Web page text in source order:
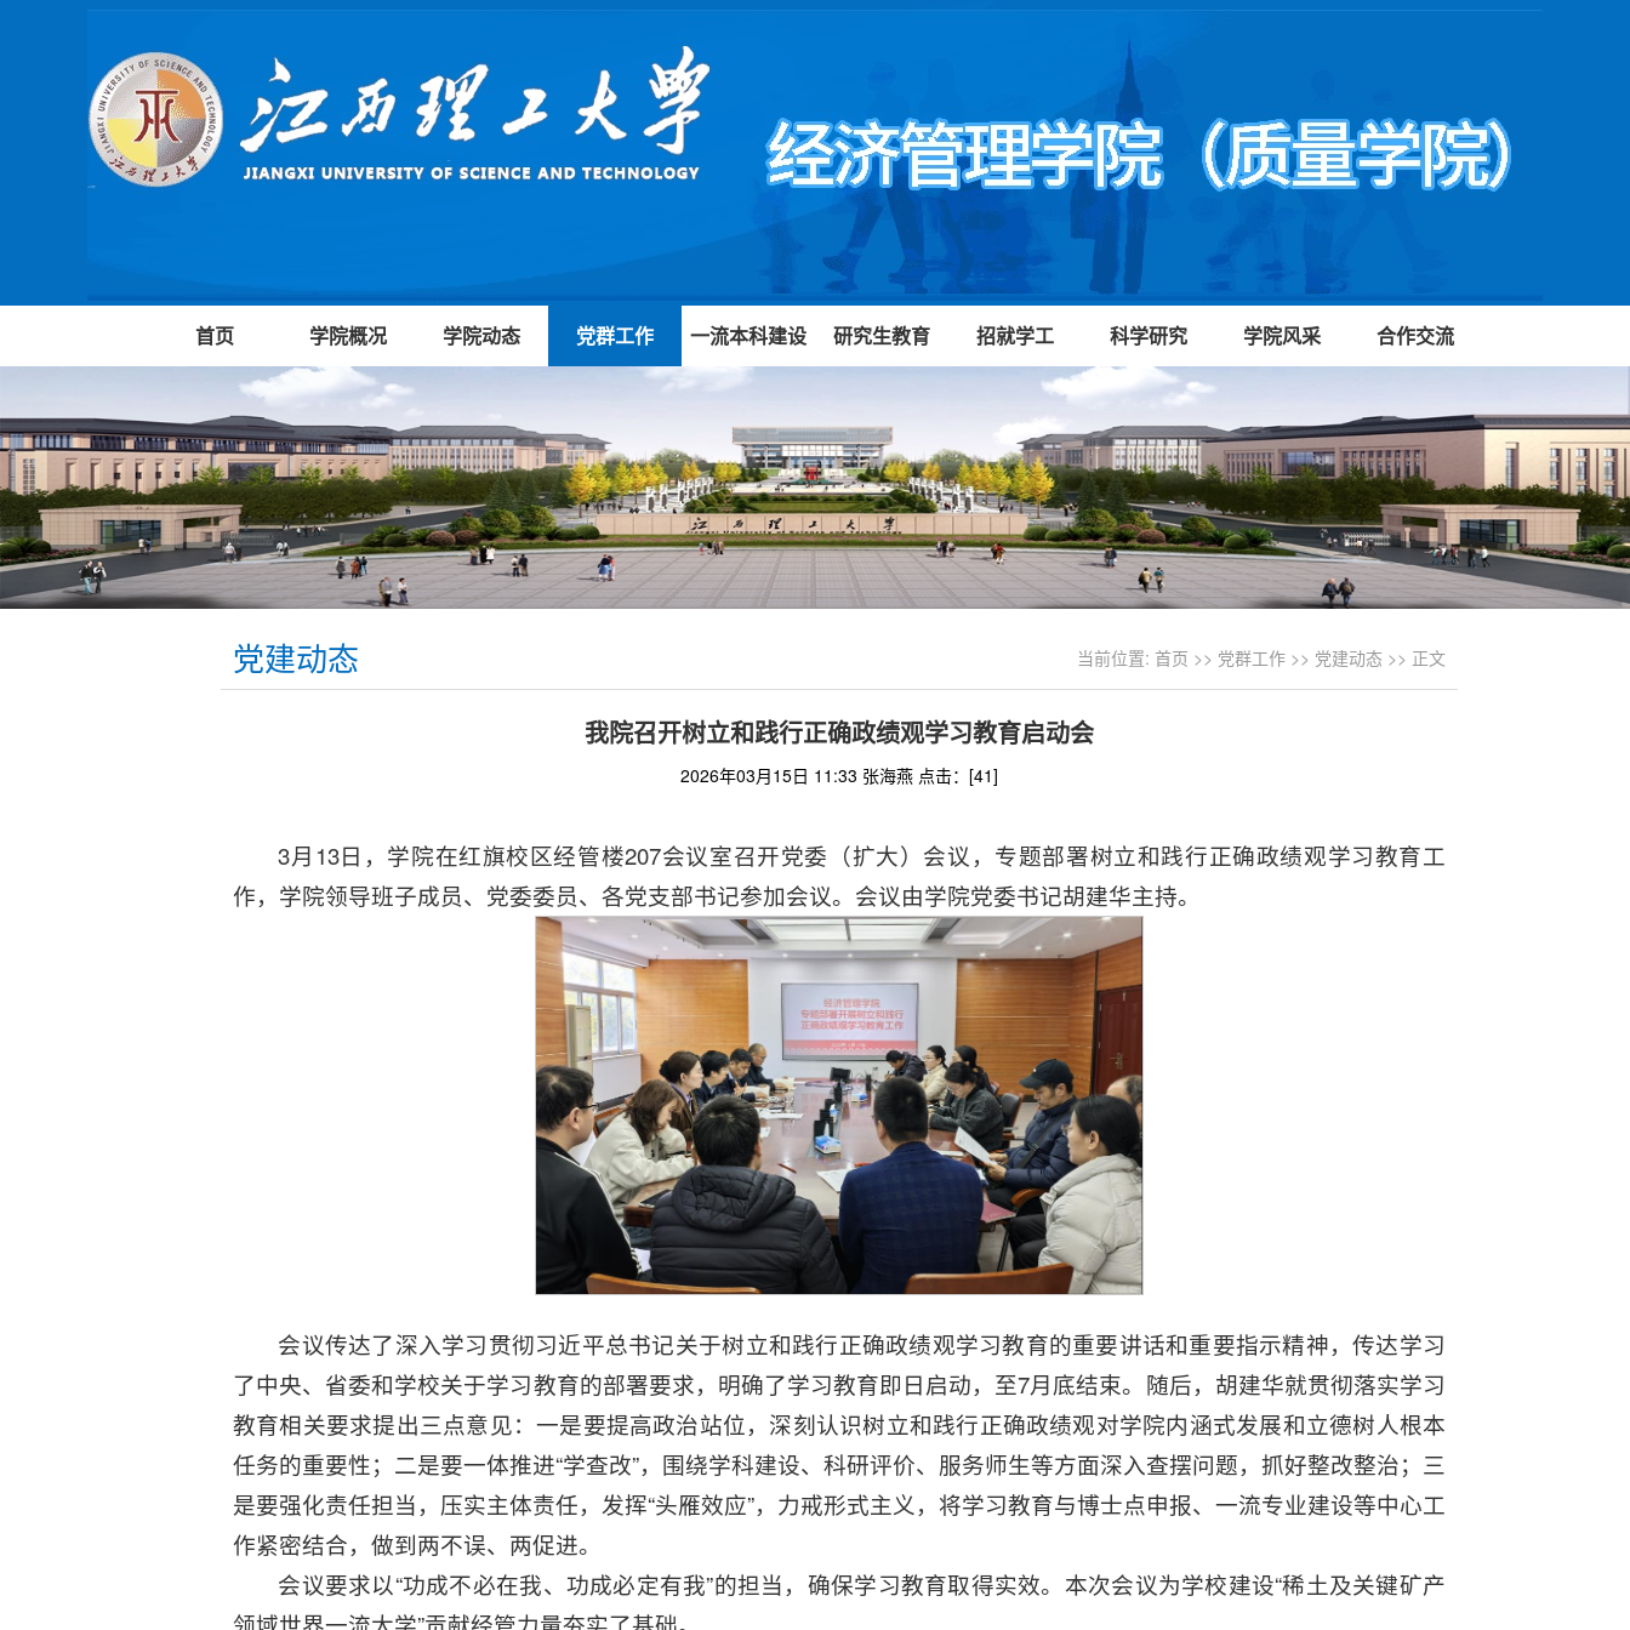
首页 学院概况 学院动态 党群工作 一流本科建设 研究生教育 招就学工 科学研究 学院风采 合作交流
党建动态 当前位置: 首页 >> 党群工作 >> 党建动态 >> 正文
我院召开树立和践行正确政绩观学习教育启动会
2026年03月15日 11:33 张海燕 点击：[41]
3月13日，学院在红旗校区经管楼207会议室召开党委（扩大）会议，专题部署树立和践行正确政绩观学习教育工
作，学院领导班子成员、党委委员、各党支部书记参加会议。会议由学院党委书记胡建华主持。
会议传达了深入学习贯彻习近平总书记关于树立和践行正确政绩观学习教育的重要讲话和重要指示精神，传达学习
了中央、省委和学校关于学习教育的部署要求，明确了学习教育即日启动，至7月底结束。随后，胡建华就贯彻落实学习
教育相关要求提出三点意见：一是要提高政治站位，深刻认识树立和践行正确政绩观对学院内涵式发展和立德树人根本
任务的重要性；二是要一体推进“学查改”，围绕学科建设、科研评价、服务师生等方面深入查摆问题，抓好整改整治；三
是要强化责任担当，压实主体责任，发挥“头雁效应”，力戒形式主义，将学习教育与博士点申报、一流专业建设等中心工
作紧密结合，做到两不误、两促进。
会议要求以“功成不必在我、功成必定有我”的担当，确保学习教育取得实效。本次会议为学校建设“稀土及关键矿产